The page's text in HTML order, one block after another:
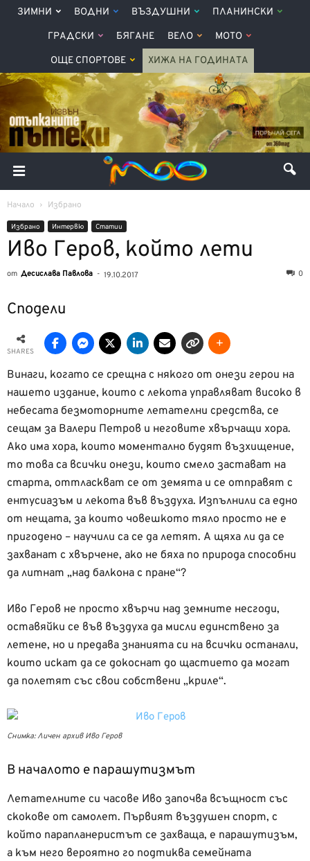
ЗИМНИ ВОДНИ ВЪЗДУШНИ ПЛАНИНСКИ
ГРАДСКИ БЯГАНЕ ВЕЛО МОТО
ОЩЕ СПОРТОВЕ ХИЖА НА ГОДИНАТА
Начало Избрано
Избрано Интервю Статии
Иво Геров, който лети
от Десислава Павлова - 19.10.2017 0
Сподели
SHARES
Винаги, когато се срещна с някого от онези герои на
нашето издание, които с лекота управляват високо в
небесата безмоторните летателни средства, се
сещам за Валери Петров и неговите хвърчащи хора.
Ако има хора, които моментално будят възхищение,
то това са всички онези, които смело застават на
старта, оттласкват се от земята и се отправят с
ентусиазъм и лекота във въздуха. Изпълнили са едно
от нещата, за които човешкото тяло просто не е
пригодено – научили са се да летят. А щяха ли да се
захванат с хвърчене, ако не бяха по природа способни
да литнат „над балкона с пране“?
Иво Геров не просто хвърчи над земните несгоди,
оставяйки се във въздуха да мисли единствено за
летене, но и предава знанията си на всички останали,
които искат да се докоснат до щастието да могат
да полетят със свои собствени „криле“.
Снимка: Личен архив Иво Геров
В началото е парашутизмът
Летателните си часове Иво започва всъщност със
скокове от самолет. Първият въздушен спорт, с
който парапланеристът се захваща, е парашутизъм,
а към него вероятно го подтиква семейната